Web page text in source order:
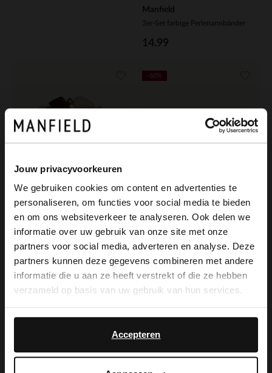
Jouw privacyvoorkeuren
We gebruiken cookies om content en advertenties te
personaliseren, om functies voor social media te bieden
en om ons websiteverkeer te analyseren. Ook delen we
informatie over uw gebruik van onze site met onze
partners voor social media, adverteren en analyse. Deze
partners kunnen deze gegevens combineren met andere
informatie die u aan ze heeft verstrekt of die ze hebben
verzameld op basis van uw gebruik van hun services.
Accepteren
Manfield
3er-Set farbige Perlenarmbänder
14.99
Manfield
Statement-Armband
14.99
Manfield
Elastische goldfarbene Armbänder
14.99
6.00
-60%
×
View this website in English?
It looks like your language isn't Dutch. Would
you like to switch to English?
English